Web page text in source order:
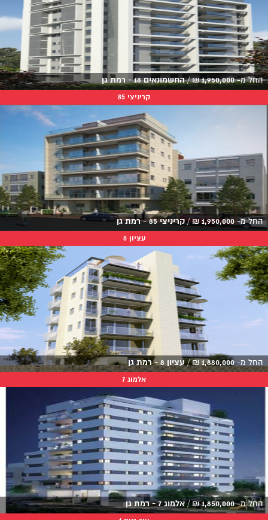
החל מ-1,950,000
₪
/החשמונאים 18 - רמת גן
קריניצי 85
החל מ- 1,950,000
₪
/קריניצי 85 - רמת גן
עציון 8
החל מ-1,880,000
₪
/עציון 8 - רמת גן
אלמוג 7
החל מ-1,850,000
₪
/אלמוג 7 - רמת גן